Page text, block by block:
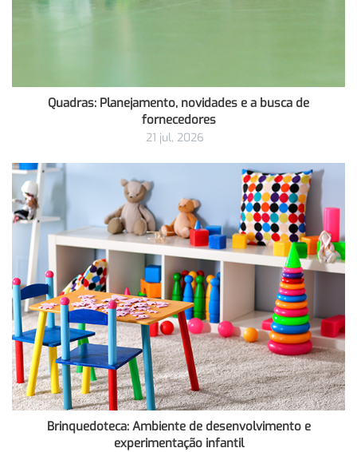
Quadras: Planejamento, novidades e a busca de
fornecedores
21 jul, 2026
Brinquedoteca: Ambiente de desenvolvimento e
experimentação infantil